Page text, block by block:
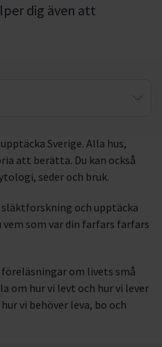
dig även att
Sverige. Alla hus,
att berätta. Du kan också
seder och bruk.
släktforskning och upptäcka
vem som var din farfars farfars
om livets små
om hur vi levt och hur vi lever
vi behöver leva, bo och